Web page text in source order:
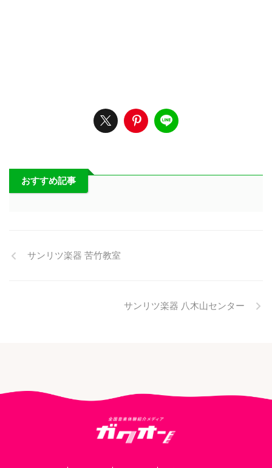
おすすめ記事
サンリツ楽器 苦竹教室
サンリツ楽器 八木山センター